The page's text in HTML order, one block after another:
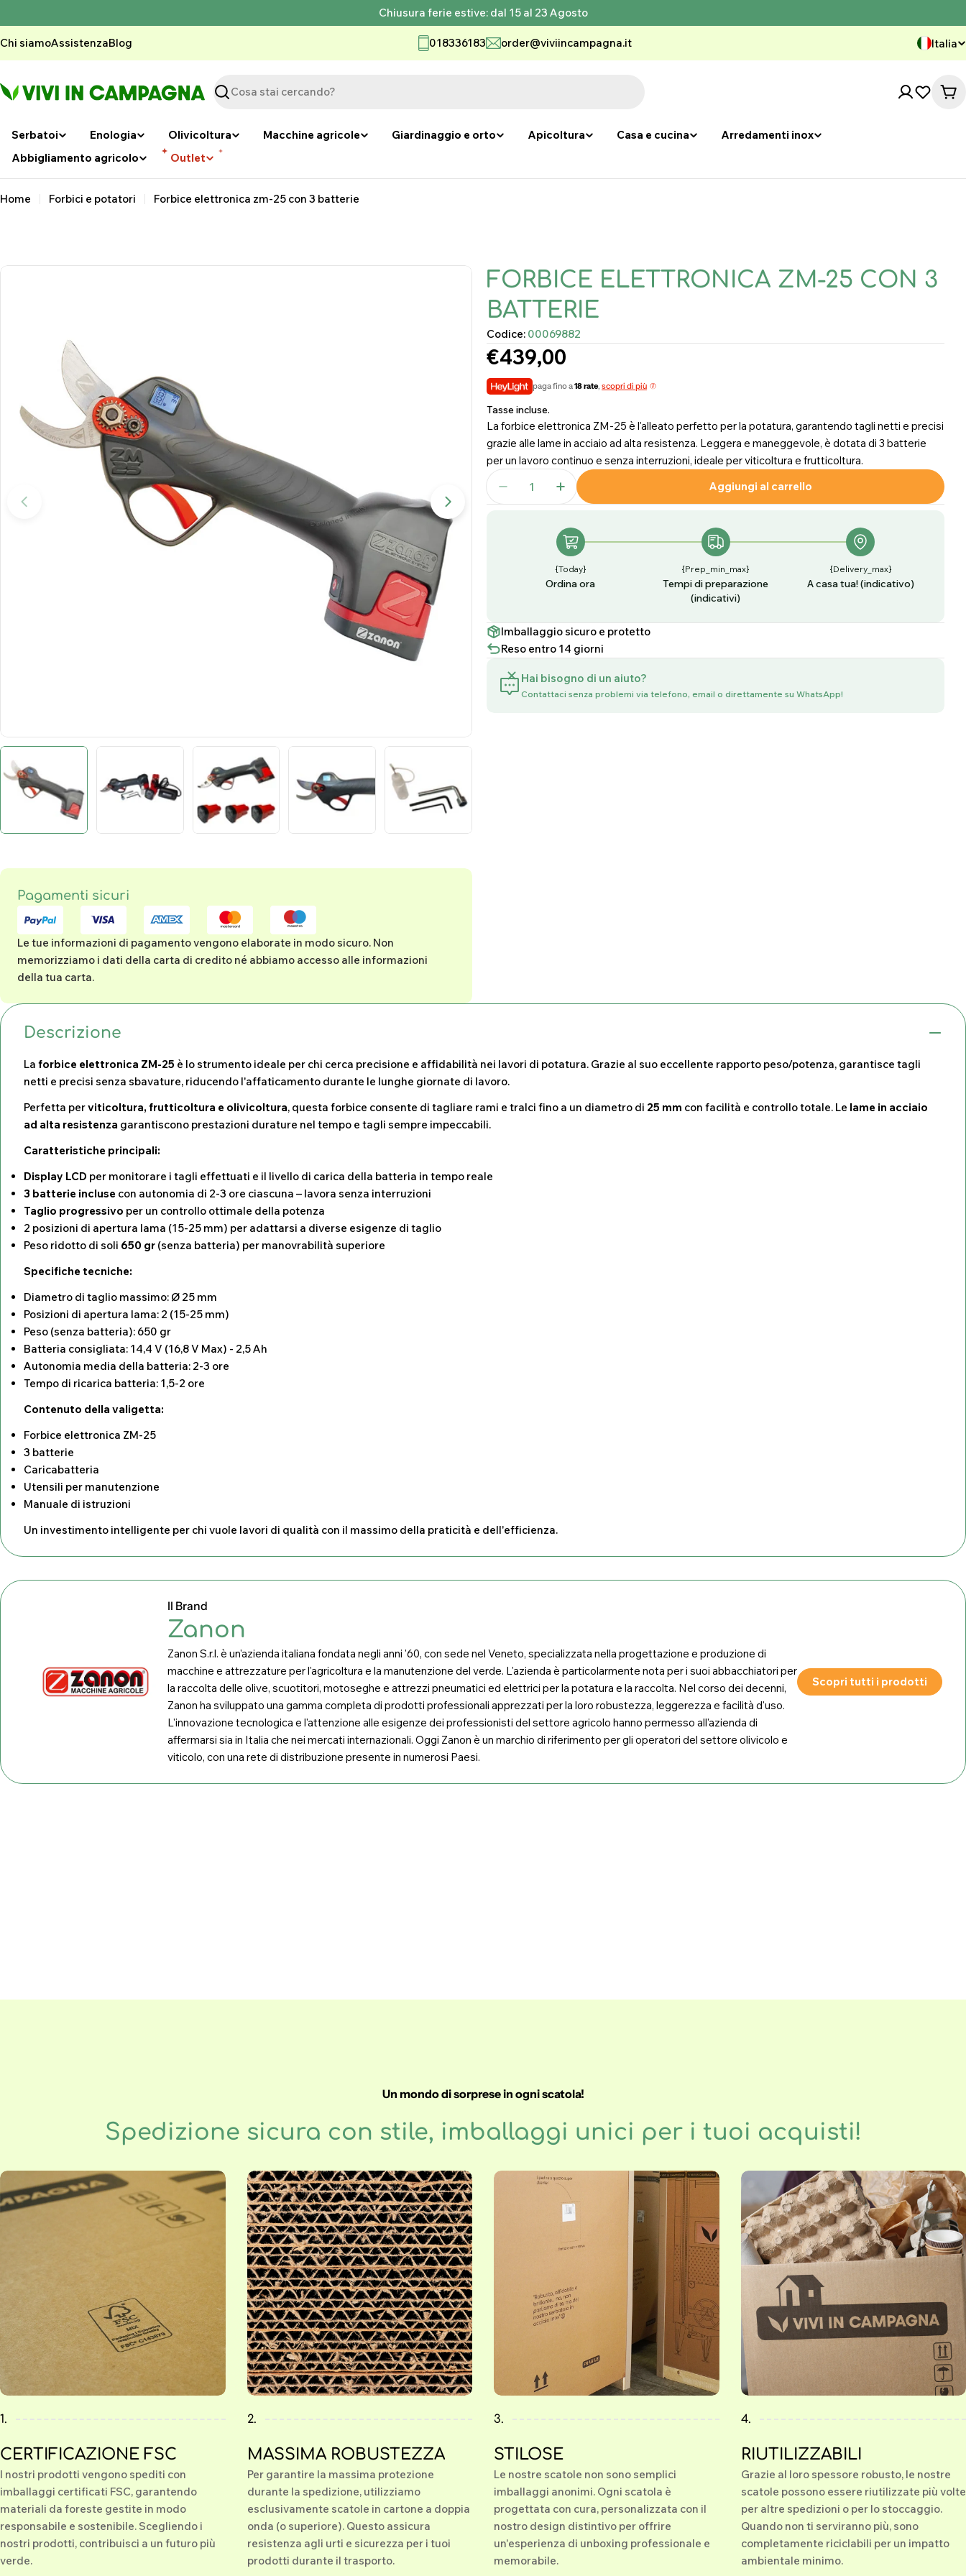
al
contenuto
Chiusura ferie estive: dal 15 al 23 Agosto
Chi siamoAssistenzaBlog 018336183 order@viviincampagna.it
P
a
g
o
Italia
Ricerca
Serbatoi Enologia Olivicoltura Macchine agricole Giardinaggio e orto Apicoltura Casa e cucina
Arredamenti inox
Abbigliamento agricolo
Outlet
Home Forbici e potatori Forbice elettronica zm-25 con 3 batterie
Apri supporto 0 in modalità modale Apri supporto 1 in modalità modale
Pagamenti sicuri
Metodi
di
pagamento
Le tue informazioni di pagamento vengono elaborate in modo sicuro. Non
memorizziamo i dati della carta di credito né abbiamo accesso alle informazioni
della tua carta.
FORBICE ELETTRONICA ZM-25 CON 3
BATTERIE
Codice: 00069882
Prezzo
normale
€439,00
paga fino a18 rate, scopri di più
Tasse incluse.
La forbice elettronica ZM-25 è l'alleato perfetto per la potatura, garantendo tagli netti e precisi
grazie alle lame in acciaio ad alta resistenza. Leggera e maneggevole, è dotata di 3 batterie
per un lavoro continuo e senza interruzioni, ideale per viticoltura e frutticoltura.
Quantità
Diminuisci La Quantità Per Forbice Elettronica Zm-25 Con 3 Batterie
Aumenta La Quantità Per Forbice Elettronica Zm-25 Con 3
Aggiungi al carrello
{today}
Ordina ora
{prep_min_max}
Tempi di preparazione
(indicativi)
{delivery_max}
A casa tua! (indicativo)
Imballaggio sicuro e protetto
Reso entro 14 giorni
Hai bisogno di un aiuto?
Contattaci senza problemi via telefono, email o direttamente su WhatsApp!
Descrizione
La forbice elettronica ZM-25 è lo strumento ideale per chi cerca precisione e affidabilità nei lavori di potatura. Grazie al suo eccellente rapporto peso/potenza, garantisce tagli
netti e precisi senza sbavature, riducendo l'affaticamento durante le lunghe giornate di lavoro.
Perfetta perviticoltura, frutticoltura e olivicoltura, questa forbice consente di tagliare rami e tralci fino a un diametro di 25 mm con facilità e controllo totale. Le lame in acciaio
ad alta resistenza garantiscono prestazioni durature nel tempo e tagli sempre impeccabili.
Caratteristiche principali:
Display LCD per monitorare i tagli effettuati e il livello di carica della batteria in tempo reale
3 batterie incluse con autonomia di 2-3 ore ciascuna – lavora senza interruzioni
Taglio progressivo per un controllo ottimale della potenza
2 posizioni di apertura lama (15-25 mm) per adattarsi a diverse esigenze di taglio
Peso ridotto di soli 650 gr (senza batteria) per manovrabilità superiore
Specifiche tecniche:
Diametro di taglio massimo: Ø 25 mm
Posizioni di apertura lama: 2 (15-25 mm)
Peso (senza batteria): 650 gr
Batteria consigliata: 14,4 V (16,8 V Max) - 2,5 Ah
Autonomia media della batteria: 2-3 ore
Tempo di ricarica batteria: 1,5-2 ore
Contenuto della valigetta:
Forbice elettronica ZM-25
3 batterie
Caricabatteria
Utensili per manutenzione
Manuale di istruzioni
Un investimento intelligente per chi vuole lavori di qualità con il massimo della praticità e dell'efficienza.
Il Brand
Zanon
Zanon S.r.l. è un'azienda italiana fondata negli anni '60, con sede nel Veneto, specializzata nella progettazione e produzione di
macchine e attrezzature per l'agricoltura e la manutenzione del verde. L'azienda è particolarmente nota per i suoi abbacchiatori per
la raccolta delle olive, scuotitori, motoseghe e attrezzi pneumatici ed elettrici per la potatura e la raccolta. Nel corso dei decenni,
Zanon ha sviluppato una gamma completa di prodotti professionali apprezzati per la loro robustezza, leggerezza e facilità d'uso.
L'innovazione tecnologica e l'attenzione alle esigenze dei professionisti del settore agricolo hanno permesso all'azienda di
affermarsi sia in Italia che nei mercati internazionali. Oggi Zanon è un marchio di riferimento per gli operatori del settore olivicolo e
viticolo, con una rete di distribuzione presente in numerosi Paesi.
Scopri tutti i prodotti
Un mondo di sorprese in ogni scatola!
Spedizione sicura con stile, imballaggi unici per i tuoi acquisti!
1.
CERTIFICAZIONE FSC
I nostri prodotti vengono spediti con
imballaggi certificati FSC, garantendo
materiali da foreste gestite in modo
responsabile e sostenibile. Scegliendo i
nostri prodotti, contribuisci a un futuro più
verde.
2.
MASSIMA ROBUSTEZZA
Per garantire la massima protezione
durante la spedizione, utilizziamo
esclusivamente scatole in cartone a doppia
onda (o superiore). Questo assicura
resistenza agli urti e sicurezza per i tuoi
prodotti durante il trasporto.
3.
STILOSE
Le nostre scatole non sono semplici
imballaggi anonimi. Ogni scatola è
progettata con cura, personalizzata con il
nostro design distintivo per offrire
un'esperienza di unboxing professionale e
memorabile.
4.
RIUTILIZZABILI
Grazie al loro spessore robusto, le nostre
scatole possono essere riutilizzate più volte
per altre spedizioni o per lo stoccaggio.
Quando non ti serviranno più, sono
completamente riciclabili per un impatto
ambientale minimo.